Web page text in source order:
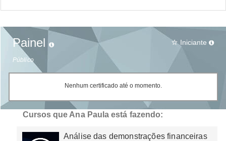
Painel
Público
star_border Iniciante
Nenhum certificado até o momento.
Cursos que Ana Paula está fazendo:
Análise das demonstrações financeiras